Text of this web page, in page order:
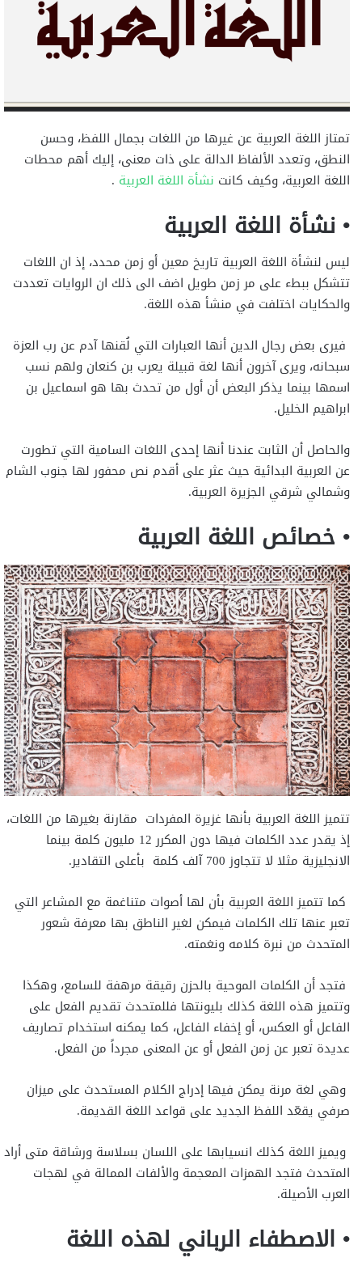
تمتاز اللغة العربية عن غيرها من اللغات بجمال اللفظ، وحسن
النطق، وتعدد الألفاظ الدالة على ذات معنى، إليك أهم محطات
اللغة العربية، وكيف كانت نشأة اللغة العربية .
• نشأة اللغة العربية
ليس لنشأة اللغة العربية تاريخ معين أو زمن محدد، إذ ان اللغات
تتشكل ببطء على مر زمن طويل اضف الى ذلك ان الروايات تعددت
والحكايات اختلفت في منشأ هذه اللغة.
فيرى بعض رجال الدين أنها العبارات التي لُقنها آدم عن رب العزة
سبحانه، ويرى آخرون أنها لغة قبيلة يعرب بن كنعان ولهم نسب
اسمها بينما يذكر البعض أن أول من تحدث بها هو اسماعيل بن
ابراهيم الخليل.
والحاصل أن الثابت عندنا أنها إحدى اللغات السامية التي تطورت
عن العربية البدائية حيث عثر على أقدم نص محفور لها جنوب الشام
وشمالي شرقي الجزيرة العربية.
• خصائص اللغة العربية
تتميز اللغة العربية بأنها غزيرة المفردات مقارنة بغيرها من اللغات،
إذ يقدر عدد الكلمات فيها دون المكرر 12 مليون كلمة بينما
الانجليزية مثلا لا تتجاوز 700 آلف كلمة بأعلى التقادير.
كما تتميز اللغة العربية بأن لها أصوات متناغمة مع المشاعر التي
تعبر عنها تلك الكلمات فيمكن لغير الناطق بها معرفة شعور
المتحدث من نبرة كلامه ونغمته.
فتجد أن الكلمات الموحية بالحزن رقيقة مرهفة للسامع، وهكذا
وتتميز هذه اللغة كذلك بليونتها فللمتحدث تقديم الفعل على
الفاعل أو العكس، أو إخفاء الفاعل، كما يمكنه استخدام تصاريف
عديدة تعبر عن زمن الفعل أو عن المعنى مجرداً من الفعل.
وهي لغة مرنة يمكن فيها إدراج الكلام المستحدث على ميزان
صرفي يقعّد اللفظ الجديد على قواعد اللغة القديمة.
ويميز اللغة كذلك انسيابها على اللسان بسلاسة ورشاقة متى أراد
المتحدث فتجد الهمزات المعجمة والألفات الممالة في لهجات
العرب الأصيلة.
• الاصطفاء الرباني لهذه اللغة